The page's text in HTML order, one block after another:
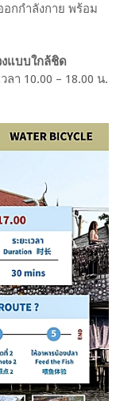
กกำลังกาย พร้อม
แบบใกล้ชิด
า 10.00 – 18.00 น.